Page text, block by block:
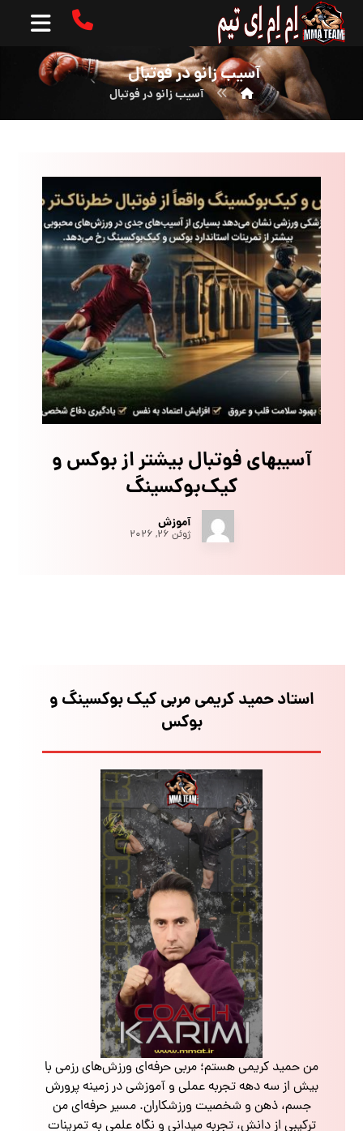
آسیب زانو در فوتبال
آسیب زانو در فوتبال
آسیبهای فوتبال بیشتر از بوکس و
کیک‌بوکسینگ
آموزش
ژوئن ۲۶, ۲۰۲۶
استاد حمید کریمی مربی کیک بوکسینگ و
بوکس
من حمید کریمی هستم؛ مربی حرفه‌ای ورزش‌های رزمی با
بیش از سه دهه تجربه عملی و آموزشی در زمینه پرورش
جسم، ذهن و شخصیت ورزشکاران. مسیر حرفه‌ای من
ترکیبی از دانش، تجربه میدانی و نگاه علمی به تمرینات